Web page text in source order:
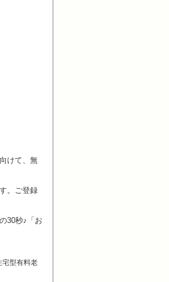
けて、無
。ご登録
30秒♪「お
宅型有料老